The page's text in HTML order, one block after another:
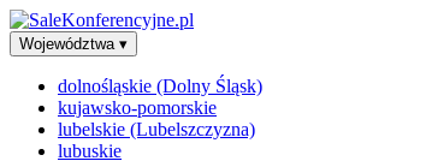
Województwa ▾
dolnośląskie (Dolny Śląsk)
kujawsko-pomorskie
lubelskie (Lubelszczyzna)
lubuskie